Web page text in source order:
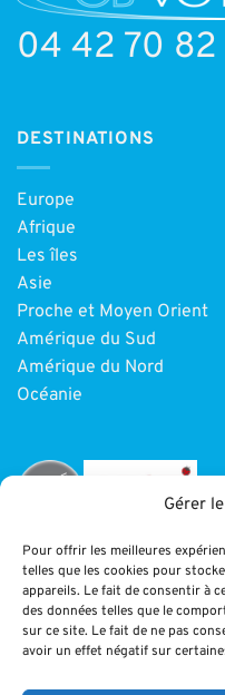
Gérer
Pour offrir les meilleures
telles que les cookies pour
appareils. Le fait de consentir à
des données telles que le
sur ce site. Le fait de ne pas
avoir un effet négatif sur
04 42 70 82
DESTINATIONS
Europe
Afrique
Les îles
Asie
Proche et Moyen Orient
Amérique du Sud
Amérique du Nord
Océanie
INFORMATIONS
Paiement